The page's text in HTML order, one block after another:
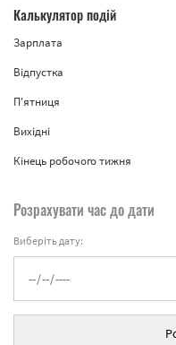
Калькулятор подій
Зарплата
Відпустка
П'ятниця
Вихідні
Кінець робочого тижня
Розрахувати час до дати
Виберіть дату: